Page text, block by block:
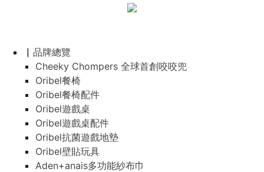
▏品牌總覽
Cheeky Chompers 全球首創咬咬兜
Oribel餐椅
Oribel餐椅配件
Oribel遊戲桌
Oribel遊戲桌配件
Oribel抗菌遊戲地墊
Oribel壁貼玩具
Aden+anais多功能紗布巾